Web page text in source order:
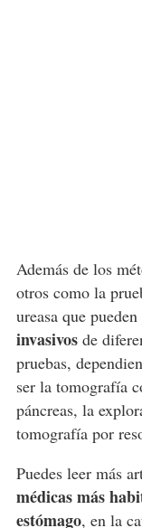
Además de los
otros como la
ureasa que
invasivosde
pruebas,
ser la tomografía
páncreas, la
tomografía por
Puedes leer más
médicas más
estómago, en la